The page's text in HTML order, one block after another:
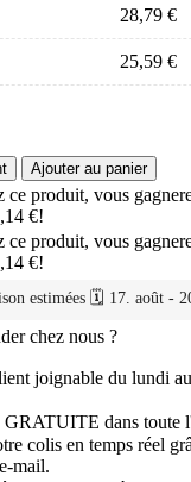
28,79 €
25,59 €
Ajouter au panier
ce produit, vous
€!
ce produit, vous
€!
estimées 🗓️ 17. août -
chez nous ?
joignable du lundi
dans toute
colis en temps réel
mail.